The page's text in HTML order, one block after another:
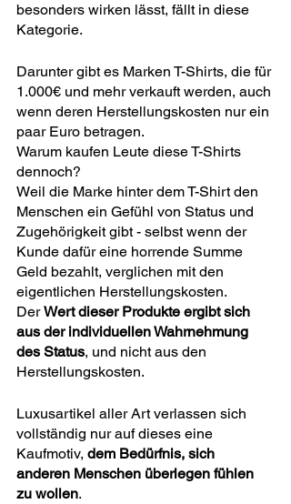
besonders wirken lässt, fällt in diese
Kategorie.
Darunter gibt es Marken T-Shirts, die für
1.000€ und mehr verkauft werden, auch
wenn deren Herstellungskosten nur ein
paar Euro betragen.
Warum kaufen Leute diese T-Shirts
dennoch?
Weil die Marke hinter dem T-Shirt den
Menschen ein Gefühl von Status und
Zugehörigkeit gibt - selbst wenn der
Kunde dafür eine horrende Summe
Geld bezahlt, verglichen mit den
eigentlichen Herstellungskosten.
Der Wert dieser Produkte ergibt sich
aus der individuellen Wahrnehmung
des Status, und nicht aus den
Herstellungskosten.
Luxusartikel aller Art verlassen sich
vollständig nur auf dieses eine
Kaufmotiv, dem Bedürfnis, sich
anderen Menschen überlegen fühlen
zu wollen.